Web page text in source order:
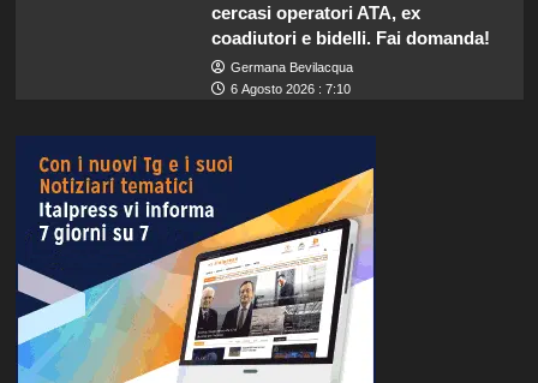
cercasi operatori ATA, ex
coadiutori e bidelli. Fai domanda!
Germana Bevilacqua
6 Agosto 2026 : 7:10